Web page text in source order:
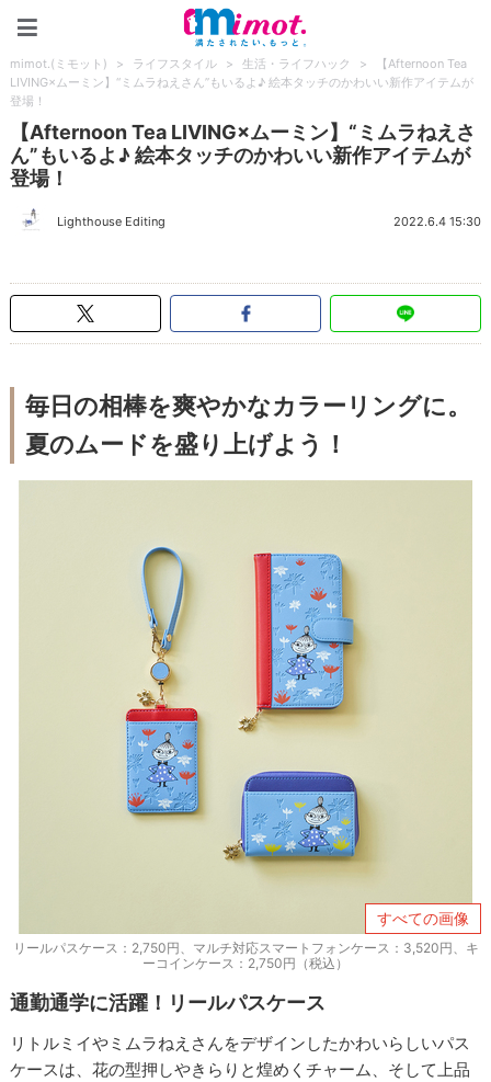
mimot.(ミモット) > ライフスタイル > 生活・ライフハック >
【Afternoon Tea
LIVING×ムーミン】“ミムラねえさん”もいるよ♪ 絵本タッチのかわいい新作アイテムが
登場！
【Afternoon Tea LIVING×ムーミン】“ミムラねえさ
ん”もいるよ♪ 絵本タッチのかわいい新作アイテムが
登場！
Lighthouse Editing 2022.6.4 15:30
毎日の相棒を爽やかなカラーリングに。
夏のムードを盛り上げよう！
すべての画像
リールパスケース：2,750円、マルチ対応スマートフォンケース：3,520円、キ
ーコインケース：2,750円（税込）
通勤通学に活躍！リールパスケース
リトルミイやミムラねえさんをデザインしたかわいらしいパス
ケースは、花の型押しやきらりと煌めくチャーム、そして上品